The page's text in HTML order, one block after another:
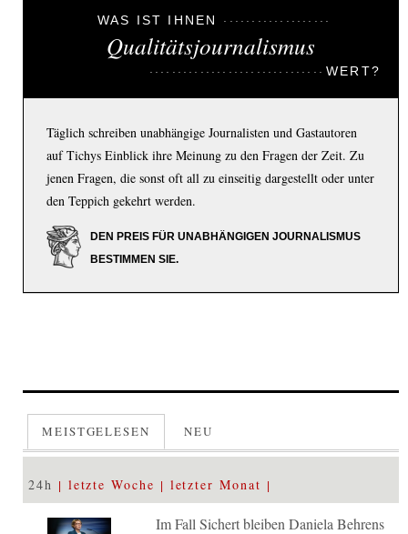
WAS IST IHNEN
Qualitätsjournalismus
WERT?
Täglich schreiben unabhängige Journalisten und Gastautoren
auf Tichys Einblick ihre Meinung zu den Fragen der Zeit. Zu
jenen Fragen, die sonst oft all zu einseitig dargestellt oder unter
den Teppich gekehrt werden.
DEN PREIS FÜR UNABHÄNGIGEN JOURNALISMUS
BESTIMMEN SIE.
MEISTGELESEN NEU
24h letzte Woche letzter Monat
Im Fall Sichert bleiben Daniela Behrens